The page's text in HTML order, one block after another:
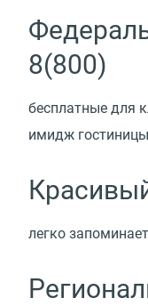
8(800)
бесплатные для
имидж гостиницы
легко